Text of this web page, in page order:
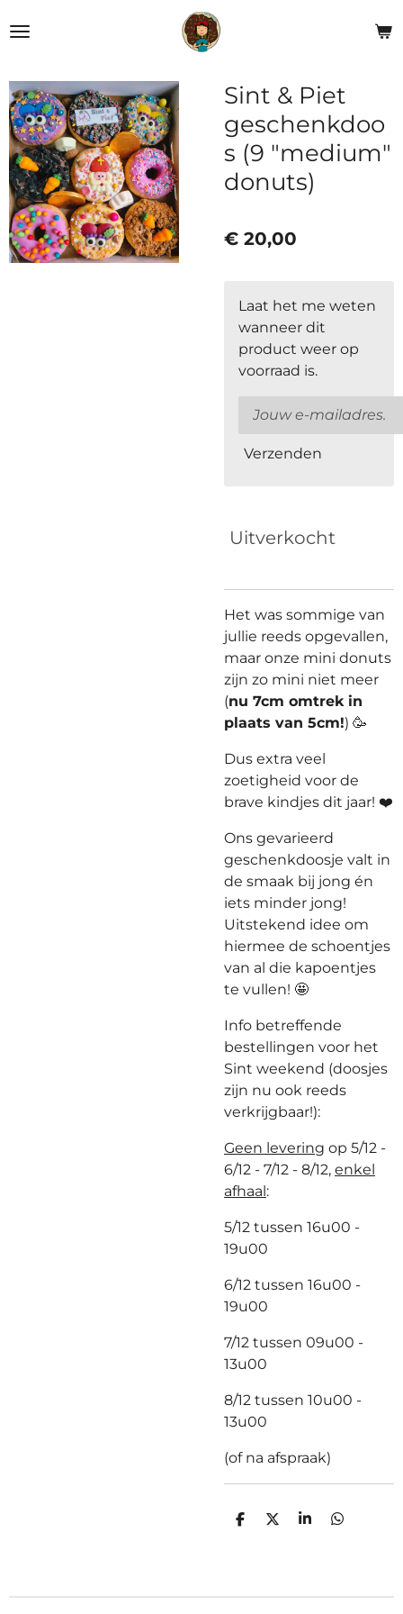
direct
de
hoofdinhoud
Sint & Piet
geschenkdoo
s (9 "medium"
donuts)
€ 20,00
Laat het me weten
wanneer dit
product weer op
voorraad is.
Verzenden
Uitverkocht
Het was sommige van
jullie reeds opgevallen,
maar onze mini donuts
zijn zo mini niet meer
(nu 7cm omtrek in
plaats van 5cm!) 🥳
Dus extra veel
zoetigheid voor de
brave kindjes dit jaar! ❤️
Ons gevarieerd
geschenkdoosje valt in
de smaak bij jong én
iets minder jong!
Uitstekend idee om
hiermee de schoentjes
van al die kapoentjes
te vullen! 🤩
Info betreffende
bestellingen voor het
Sint weekend (doosjes
zijn nu ook reeds
verkrijgbaar!):
Geen levering op 5/12 -
6/12 - 7/12 - 8/12, enkel
afhaal:
5/12 tussen 16u00 -
19u00
6/12 tussen 16u00 -
19u00
7/12 tussen 09u00 -
13u00
8/12 tussen 10u00 -
13u00
(of na afspraak)
D
D
S
D